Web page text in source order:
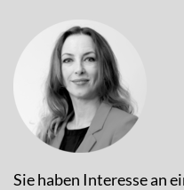
Sie haben Interesse an